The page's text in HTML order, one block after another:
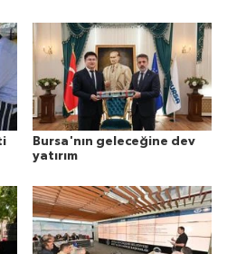
Bursa'nın geleceğine dev
yatırım